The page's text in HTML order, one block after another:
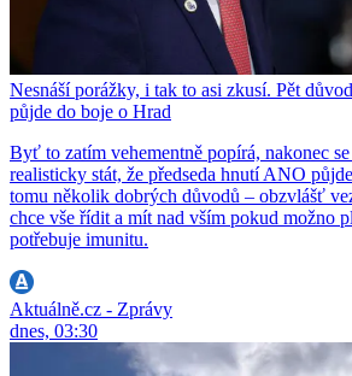
Nesnáší porážky, i tak to asi zkusí. Pět
půjde do boje o Hrad
Byť to zatím vehementně popírá, nakonec
realisticky stát, že předseda hnutí ANO
tomu několik dobrých důvodů – obzvlášť
chce vše řídit a mít nad vším pokud možno
potřebuje imunitu.
Aktuálně.cz - Zprávy
dnes, 03:30